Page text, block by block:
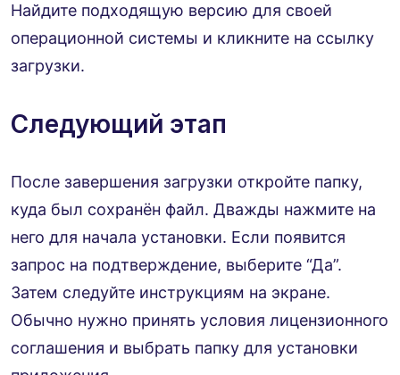
Найдите подходящую версию для своей
операционной системы и кликните на ссылку
загрузки.
Следующий этап
После завершения загрузки откройте папку,
куда был сохранён файл. Дважды нажмите на
него для начала установки. Если появится
запрос на подтверждение, выберите “Да”.
Затем следуйте инструкциям на экране.
Обычно нужно принять условия лицензионного
соглашения и выбрать папку для установки